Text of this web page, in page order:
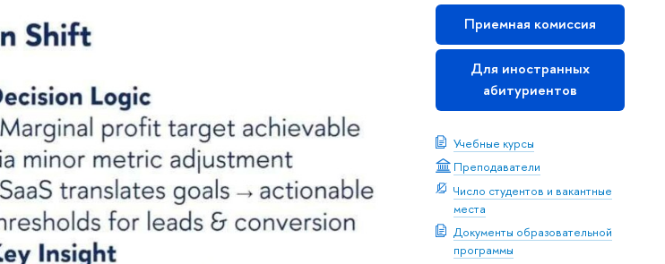
Приемная комиссия
Для иностранных
абитуриентов
Учебные курсы
Преподаватели
Число студентов и вакантные
места
Документы образовательной
программы